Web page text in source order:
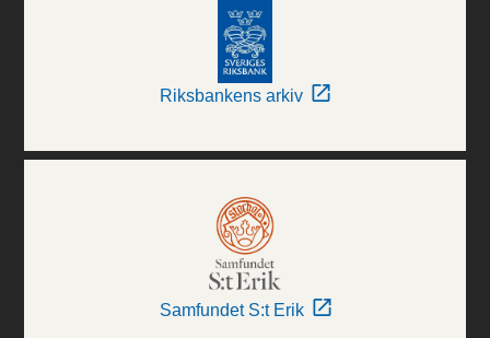
Riksbankens arkiv
Samfundet S:t Erik